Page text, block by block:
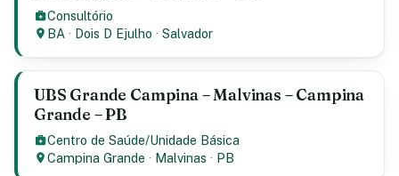
Consultório
BA · Dois D Ejulho ·Salvador
UBS Grande Campina – Malvinas – Campina
Grande – PB
Centro de Saúde/Unidade Básica
Campina Grande · Malvinas · PB